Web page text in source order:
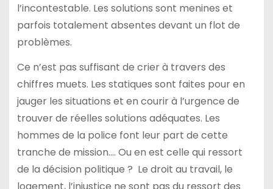
l’incontestable. Les solutions sont menines et
parfois totalement absentes devant un flot de
problèmes.
Ce n’est pas suffisant de crier à travers des
chiffres muets. Les statiques sont faites pour en
jauger les situations et en courir à l’urgence de
trouver de réelles solutions adéquates. Les
hommes de la police font leur part de cette
tranche de mission…. Ou en est celle qui ressort
de la décision politique ? Le droit au travail, le
logement, l’injustice ne sont pas du ressort des